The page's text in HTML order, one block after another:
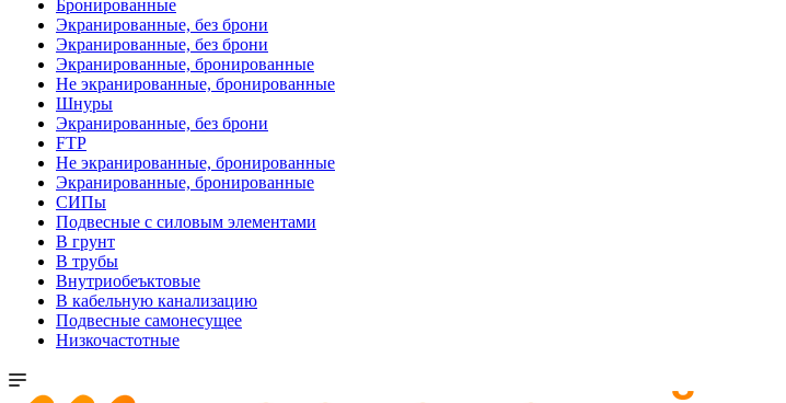
Бронированные
Экранированные, без брони
Экранированные, без брони
Экранированные, бронированные
Не экранированные, бронированные
Шнуры
Экранированные, без брони
FTP
Не экранированные, бронированные
Экранированные, бронированные
СИПы
Подвесные с силовым элементами
В грунт
В трубы
Внутриобеъктовые
В кабельную канализацию
Подвесные самонесущее
Низкочастотные